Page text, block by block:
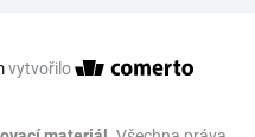
vytvořilo